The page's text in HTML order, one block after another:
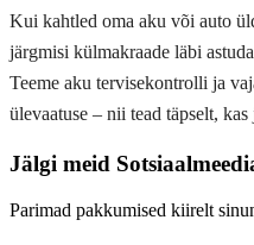
Kui kahtled oma aku või auto
järgmisi külmakraade läbi
Teeme aku tervisekontrolli ja
ülevaatuse – nii tead täpselt,
Jälgi meid
Parimad pakkumised kiirelt